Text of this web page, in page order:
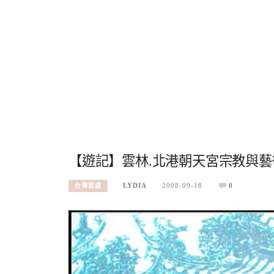
【遊記】雲林.北港朝天宮宗教與
台灣旅遊 LYDIA 2008-09-18 0